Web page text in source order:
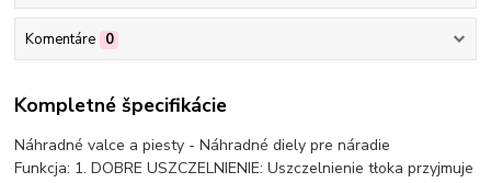
Komentáre 0
Kompletné špecifikácie
Náhradné valce a piesty - Náhradné diely pre náradie
Funkcja: 1. DOBRE USZCZELNIENIE: Uszczelnienie tłoka przyjmuje